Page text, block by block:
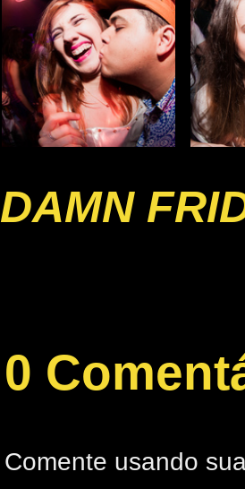
DAMN
0
Comente usando